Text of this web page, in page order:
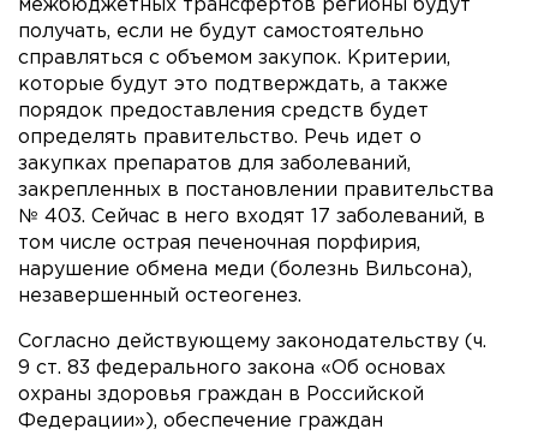
межбюджетных трансфертов регионы будут
получать, если не будут самостоятельно
справляться с объемом закупок. Критерии,
которые будут это подтверждать, а также
порядок предоставления средств будет
определять правительство. Речь идет о
закупках препаратов для заболеваний,
закрепленных в постановлении правительства
№ 403. Сейчас в него входят 17 заболеваний, в
том числе острая печеночная порфирия,
нарушение обмена меди (болезнь Вильсона),
незавершенный остеогенез.
Согласно действующему законодательству (ч.
9 ст. 83 федерального закона «Об основах
охраны здоровья граждан в Российской
Федерации»), обеспечение граждан